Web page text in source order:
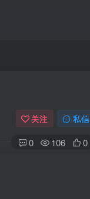
关注 私信
0 106 0